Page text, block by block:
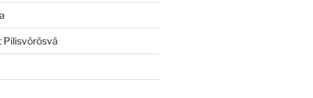
Pilisvörösvá